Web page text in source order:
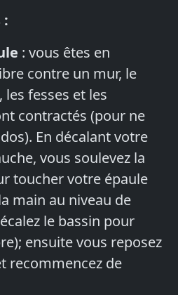
:
: vous êtes en
contre un mur, le
fesses et les
contractés (pour ne
En décalant votre
vous soulevez la
toucher votre épaule
main au niveau de
le bassin pour
ensuite vous reposez
recommencez de